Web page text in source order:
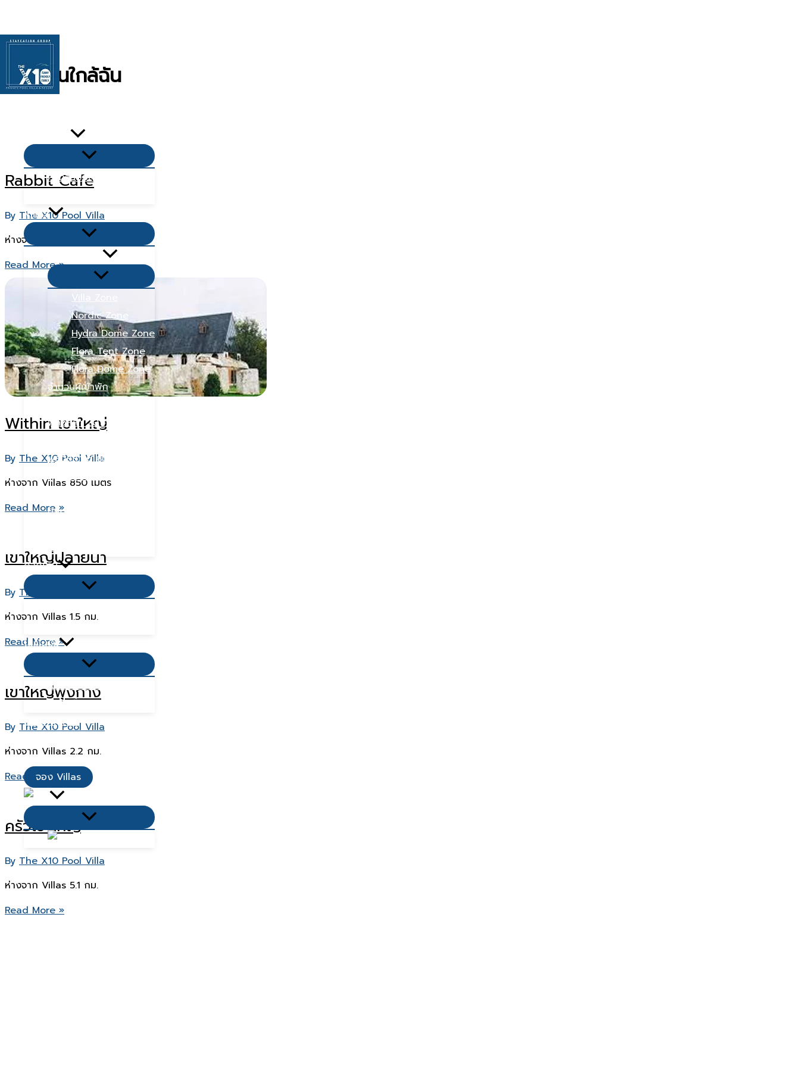
content
Menu
Toggle
คำถามยอดนิยม Q&A
Villas
Menu
Toggle
Menu
Toggle
Villa Zone
Nordic Zone
Hydra Dome Zone
Flora Tent Zone
Flora Dome Zone
จำนวนผู้เข้าพัก
พูลวิลล่า 20 คน
พูลวิลล่า 6 คน
พูลวิลล่า 30 คน
มีสระส่วนตัว
ที่พักเขาใหญ่ 2568
กิจกรรม
Menu
Toggle
โปรโมชั่น
Menu
Toggle
โปรโมชั่น Villas
โปรโมชั่นอาหาร
รีวิวจากลูกค้า
ติดต่อเรา
จอง Villas
Menu
Toggle
ที่กินใกล้ฉัน
Rabbit Cafe
By The X10 Pool Villa
ห่างจาก Villas 4.4 กม.
Rabbit
Cafe
Read More »
Within เขาใหญ่
By The X10 Pool Villa
ห่างจาก Villas 850 เมตร
Within
Read More »
เขาใหญ่ปลายนา
By The X10 Pool Villa
ห่างจาก Villas 1.5 กม.
เขา
ปลายนา
Read More »
เขาใหญ่พุงกาง
By The X10 Pool Villa
ห่างจาก Villas 2.2 กม.
เขา
กาง
Read More »
ครัวเขาใหญ่
By The X10 Pool Villa
ห่างจาก Villas 5.1 กม.
ครัว
Read More »